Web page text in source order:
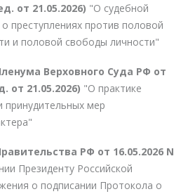
от 21.05.2026) "О судебной
преступлениях против половой
и половой свободы личности"
Верховного Суда РФ от
от 21.05.2026) "О практике
принудительных мер
РФ от 16.05.2026 N
Президенту Российской
о подписании Протокола о